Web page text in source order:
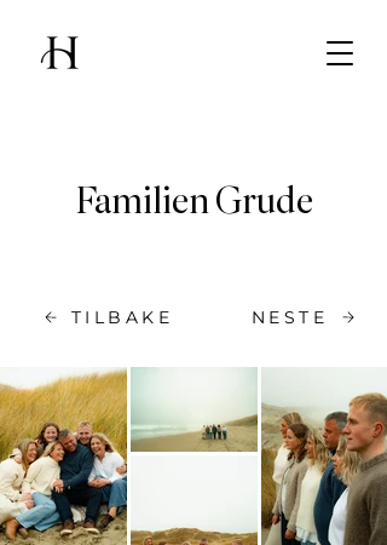
Familien Grude
TILBAKE NESTE